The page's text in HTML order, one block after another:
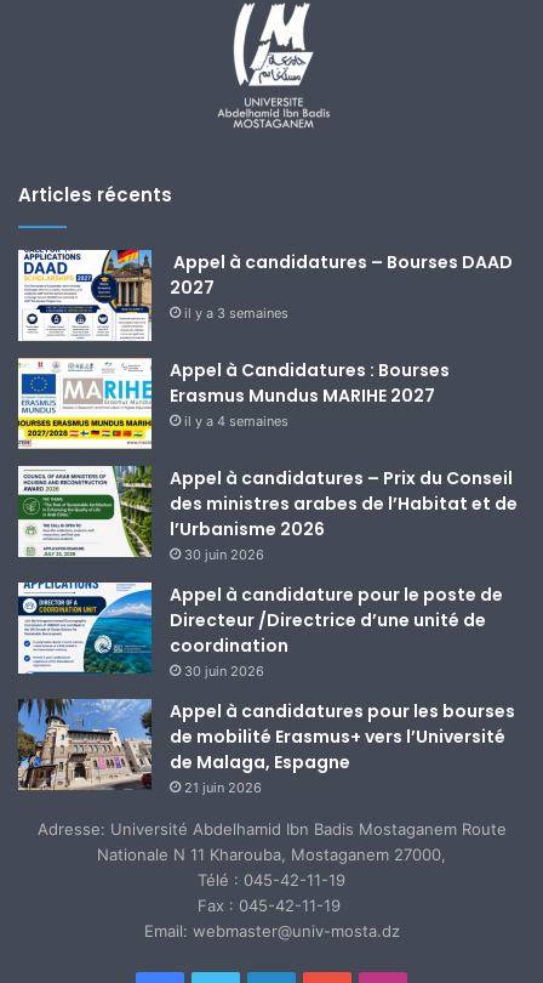
Articles récents
Appel à candidatures – Bourses DAAD
2027
il y a 3 semaines
Appel à Candidatures : Bourses
Erasmus Mundus MARIHE 2027
il y a 4 semaines
Appel à candidatures – Prix du Conseil
des ministres arabes de l’Habitat et de
l’Urbanisme 2026
30 juin 2026
Appel à candidature pour le poste de
Directeur /Directrice d’une unité de
coordination
30 juin 2026
Appel à candidatures pour les bourses
de mobilité Erasmus+ vers l’Université
de Malaga, Espagne
21 juin 2026
Adresse: Université Abdelhamid Ibn Badis Mostaganem Route
Nationale N 11 Kharouba, Mostaganem 27000,
Télé : 045-42-11-19
Fax : 045-42-11-19
Email: webmaster@univ-mosta.dz